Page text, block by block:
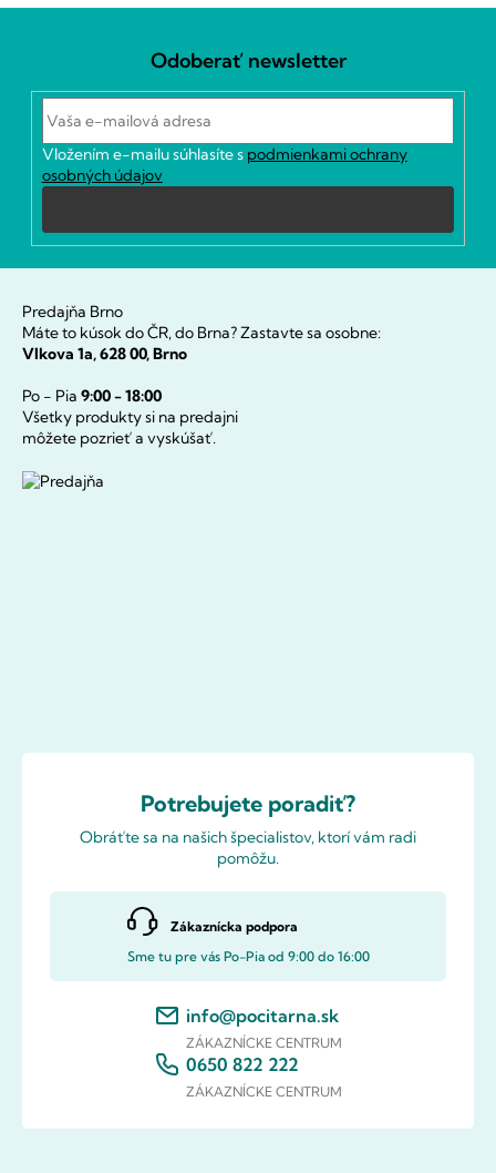
Odoberať newsletter
Vložením e-mailu súhlasíte s podmienkami ochrany
osobných údajov
sa
Predajňa Brno
Máte to kúsok do ČR, do Brna? Zastavte sa osobne:
Vlkova 1a, 628 00, Brno
Po - Pia 9:00 - 18:00
Všetky produkty si na predajni
môžete pozrieť a vyskúšať.
Potrebujete poradiť?
Obráťte sa na našich špecialistov, ktorí vám radi
pomôžu.
Zákaznícka podpora
Sme tu pre vás Po-Pia od 9:00 do 16:00
info@pocitarna.sk
ZÁKAZNÍCKE CENTRUM
0650 822 222
ZÁKAZNÍCKE CENTRUM